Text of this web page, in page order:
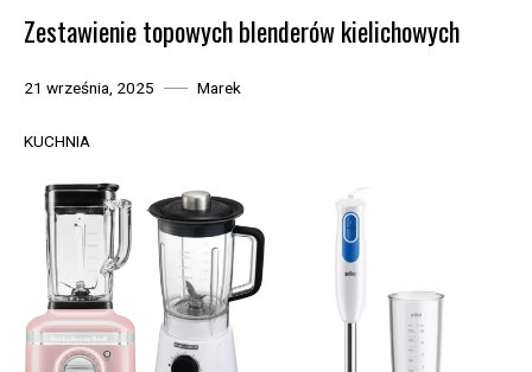
Zestawienie topowych blenderów kielichowych
21 września, 2025 Marek
KUCHNIA